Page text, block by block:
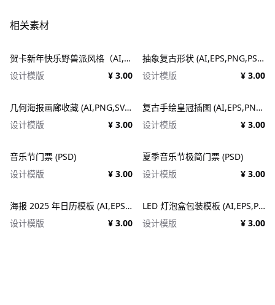
相关素材
贺卡新年快乐野兽派风格（AI,EPS）
设计模版
¥ 3.00
抽象复古形状 (AI,EPS,PNG,PSD,SVG)
设计模版
¥ 3.00
几何海报画廊收藏 (AI,PNG,SVG)
设计模版
¥ 3.00
复古手绘皇冠插图 (AI,EPS,PNG,SVG)
设计模版
¥ 3.00
音乐节门票 (PSD)
设计模版
¥ 3.00
夏季音乐节极简门票 (PSD)
设计模版
¥ 3.00
海报 2025 年日历模板 (AI,EPS,PDF,PSD)
设计模版
¥ 3.00
LED 灯泡盒包装模板 (AI,EPS,PDF)
设计模版
¥ 3.00